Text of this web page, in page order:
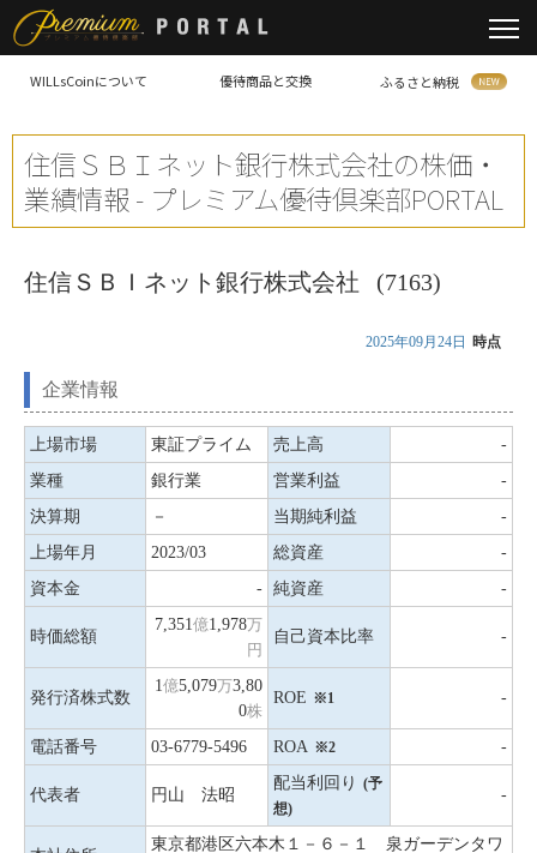
WILLsCoinについて 優待商品と交換 ふるさと納税
住信ＳＢＩネット銀行株式会社の株価・
業績情報 - プレミアム優待倶楽部PORTAL